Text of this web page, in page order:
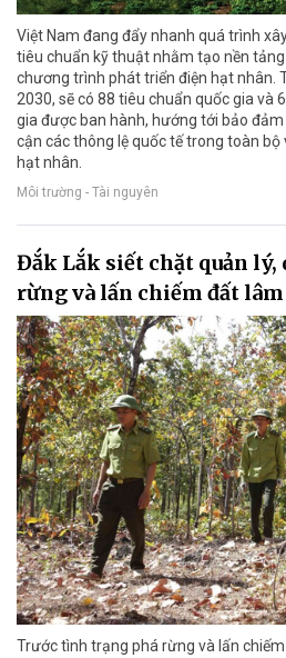
Việt Nam đang đẩy nhanh quá trình
tiêu chuẩn kỹ thuật nhằm tạo nền
chương trình phát triển điện hạt nhân.
2030, sẽ có 88 tiêu chuẩn quốc gia và
gia được ban hành, hướng tới bảo
cận các thông lệ quốc tế trong toàn bộ
hạt nhân.
Môi trường - Tài nguyên
Đắk Lắk siết chặt quản
rừng và lấn chiếm đất
Trước tình trạng phá rừng và lấn